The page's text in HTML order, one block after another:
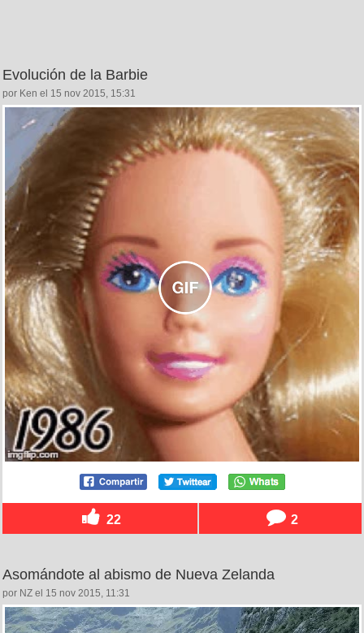
Evolución de la Barbie
por Ken el 15 nov 2015, 15:31
22 2
Asomándote al abismo de Nueva Zelanda
por NZ el 15 nov 2015, 11:31